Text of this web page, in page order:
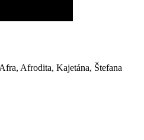
Afrodita, Kajetána, Štefana